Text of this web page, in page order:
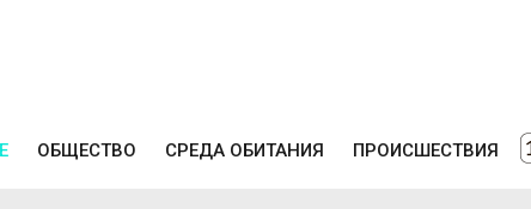
ОБЩЕСТВО СРЕДА ОБИТАНИЯ ПРОИСШЕСТВИЯ